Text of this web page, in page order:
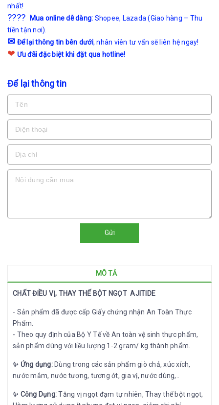
nhất!
???? Mua online dễ dàng: Shopee, Lazada(Giao hàng – Thu
tiền tận nơi).
✉ Để lại thông tin bên dưới, nhân viên tư vấn sẽ liên hệ ngay!
❤ Ưu đãi đặc biệt khi đặt qua hotline!
Để lại thông tin
Gửi
MÔ TẢ
CHẤT ĐIỀU VỊ, THAY THẾ BỘT NGỌT AJITIDE
- Sản phẩm đã được cấp Giấy chứng nhận An Toàn Thực
Phẩm.
- Theo quy định của Bộ Y Tế về An toàn vệ sinh thực phẩm,
sản phẩm dùng với liều lượng 1-2 gram/ kg thành phẩm.
✨ Ứng dụng: Dùng trong các sản phẩm giò chả, xúc xích,
nước mắm, nước tương, tương ớt, gia vị, nước dùng,..
✨ Công Dụng:Tăng vị ngọt đạm tự nhiên, Thay thế bột ngọt,